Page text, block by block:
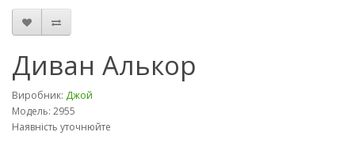
Диван Алькор
Виробник: Джой
Модель: 2955
Наявність уточнюйте